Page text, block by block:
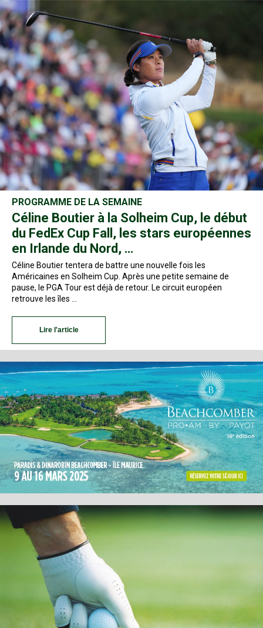
PROGRAMME DE LA SEMAINE
Céline Boutier à la Solheim Cup, le début
du FedEx Cup Fall, les stars européennes
en Irlande du Nord, …
Céline Boutier tentera de battre une nouvelle fois les
Américaines en Solheim Cup. Après une petite semaine de
pause, le PGA Tour est déjà de retour. Le circuit européen
retrouve les îles …
Lire l'article